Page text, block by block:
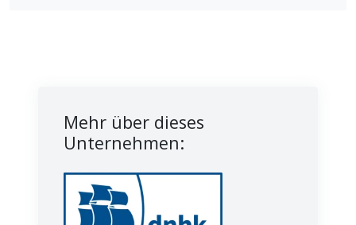
Mehr über dieses
Unternehmen: